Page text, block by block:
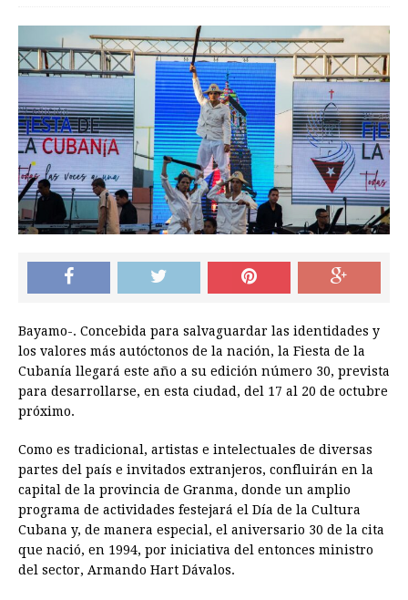
Bayamo-. Concebida para salvaguardar las identidades y
los valores más autóctonos de la nación, la Fiesta de la
Cubanía llegará este año a su edición número 30, prevista
para desarrollarse, en esta ciudad, del 17 al 20 de octubre
próximo.
Como es tradicional, artistas e intelectuales de diversas
partes del país e invitados extranjeros, confluirán en la
capital de la provincia de Granma, donde un amplio
programa de actividades festejará el Día de la Cultura
Cubana y, de manera especial, el aniversario 30 de la cita
que nació, en 1994, por iniciativa del entonces ministro
del sector, Armando Hart Dávalos.